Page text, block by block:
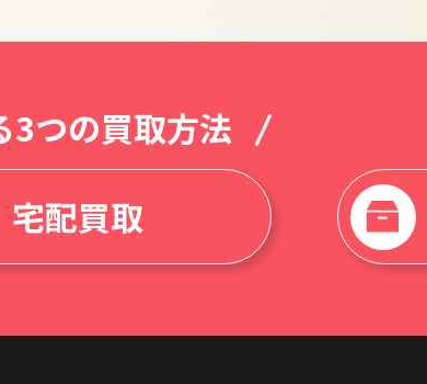
3つの買取方法
宅配買取